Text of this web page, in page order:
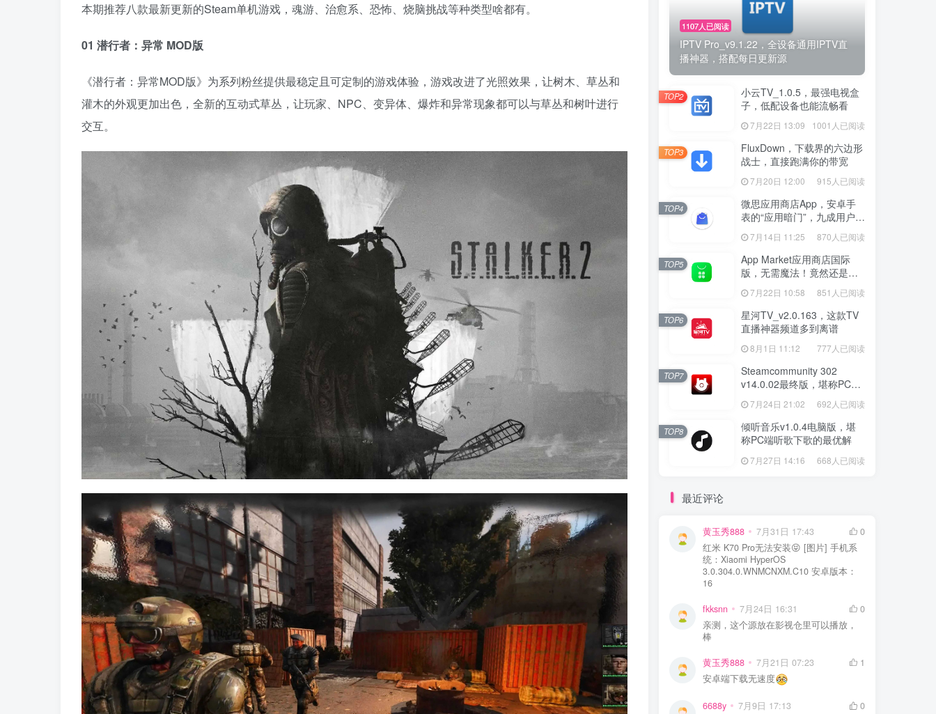
本期推荐八款最新更新的Steam单机游戏，魂游、治愈系、恐怖、烧脑挑战等种类型啥都有。
01 潜行者：异常 MOD版
《潜行者：异常MOD版》为系列粉丝提供最稳定且可定制的游戏体验，游戏改进了光照效果，让树木、草丛和
灌木的外观更加出色，全新的互动式草丛，让玩家、NPC、变异体、爆炸和异常现象都可以与草丛和树叶进行
交互。
1107人已阅读
IPTV Pro_v9.1.22，全设备通用IPTV直
播神器，搭配每日更新源
小云TV_1.0.5，最强电视盒
子，低配设备也能流畅看
7月22日 13:09 1001人已阅读
TOP2
FluxDown，下载界的六边形
战士，直接跑满你的带宽
7月20日 12:00 915人已阅读
TOP3
微思应用商店App，安卓手
表的“应用暗门”，九成用户还
没发现
7月14日 11:25 870人已阅读
TOP4
App Market应用商店国际
版，无需魔法！竟然还是大
厂出品？
7月22日 10:58 851人已阅读
TOP5
星河TV_v2.0.163，这款TV
直播神器频道多到离谱
8月1日 11:12 777人已阅读
TOP6
Steamcommunity 302
v14.0.02最终版，堪称PC玩
家必备的网络工具箱
7月24日 21:02 692人已阅读
TOP7
倾听音乐v1.0.4电脑版，堪
称PC端听歌下歌的最优解
7月27日 14:16 668人已阅读
TOP8
最近评论
黄玉秀888 7月31日 17:43
0
红米 K70 Pro无法安装😝 [图片] 手机系
统：Xiaomi HyperOS
3.0.304.0.WNMCNXM.C10 安卓版本：
16
fkksnn 7月24日 16:31
0
亲测，这个源放在影视仓里可以播放，
棒
黄玉秀888 7月21日 07:23
1
安卓端下载无速度
6688y 7月9日 17:13
0